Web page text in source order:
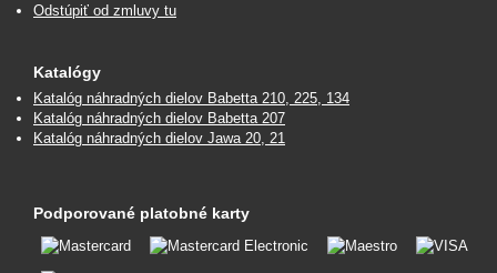
Odstúpiť od zmluvy tu
Katalógy
Katalóg náhradných dielov Babetta 210, 225, 134
Katalóg náhradných dielov Babetta 207
Katalóg náhradných dielov Jawa 20, 21
Podporované platobné karty